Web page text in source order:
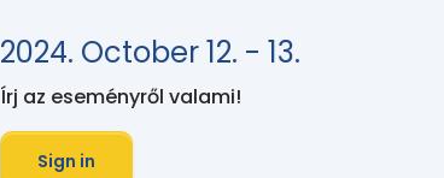
2024. October 12. - 13.
Írj az eseményről valami!
Sign in